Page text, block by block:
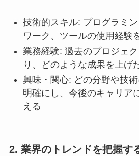
技術的スキル: プログラミ
ワーク、ツールの使用経験
業務経験: 過去のプロジェ
り、どのような成果を上げ
興味・関心: どの分野や技
明確にし、今後のキャリア
える
2. 業界のトレンドを把握す